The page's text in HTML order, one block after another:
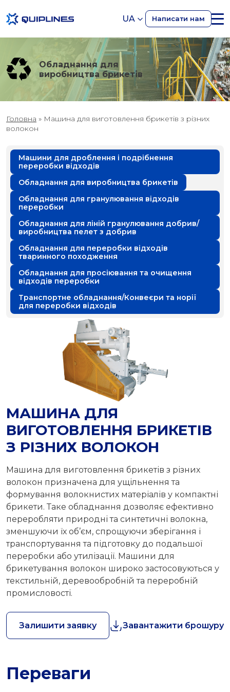
UA Написати нам
Обладнання для
виробництва брикетів
Головна » Машина для виготовлення брикетів з різних
волокон
Машини для дроблення і подрібнення
переробки відходів
Обладнання для виробництва брикетів
Обладнання для гранулювання відходів
переробки
Обладнання для ліній гранулювання добрив/
виробництва пелет з добрив
Обладнання для переробки відходів
тваринного походження
Обладнання для просіювання та очищення
відходів переробки
Транспортне обладнання/Конвеєри та норії
для переробки відходів
МАШИНА ДЛЯ
ВИГОТОВЛЕННЯ БРИКЕТІВ
З РІЗНИХ ВОЛОКОН
Машина для виготовлення брикетів з різних
волокон призначена для ущільнення та
формування волокнистих матеріалів у компактні
брикети. Таке обладнання дозволяє ефективно
переробляти природні та синтетичні волокна,
зменшуючи їх об’єм, спрощуючи зберігання і
транспортування та підготовку до подальшої
переробки або утилізації. Машини для
брикетування волокон широко застосовуються у
текстильній, деревообробній та переробній
промисловості.
Залишити заявку Завантажити брошуру
Переваги